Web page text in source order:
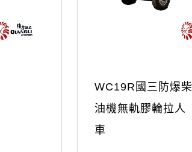
WC19R國三防爆柴
油機無軌膠輪拉人
車